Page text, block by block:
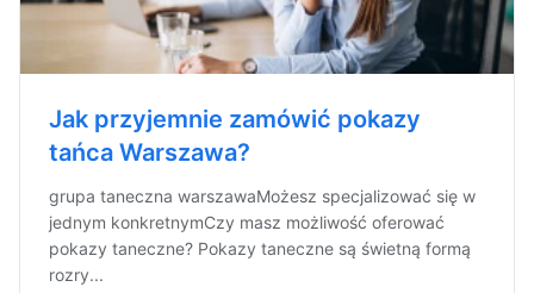
Jak przyjemnie zamówić pokazy
tańca Warszawa?
grupa taneczna warszawaMożesz specjalizować się w
jednym konkretnymCzy masz możliwość oferować
pokazy taneczne? Pokazy taneczne są świetną formą
rozry...